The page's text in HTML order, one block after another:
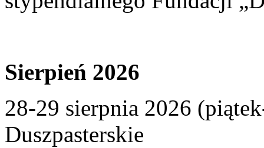
Sierpień 2026
28-29 sierpnia 2026
Duszpasterskie